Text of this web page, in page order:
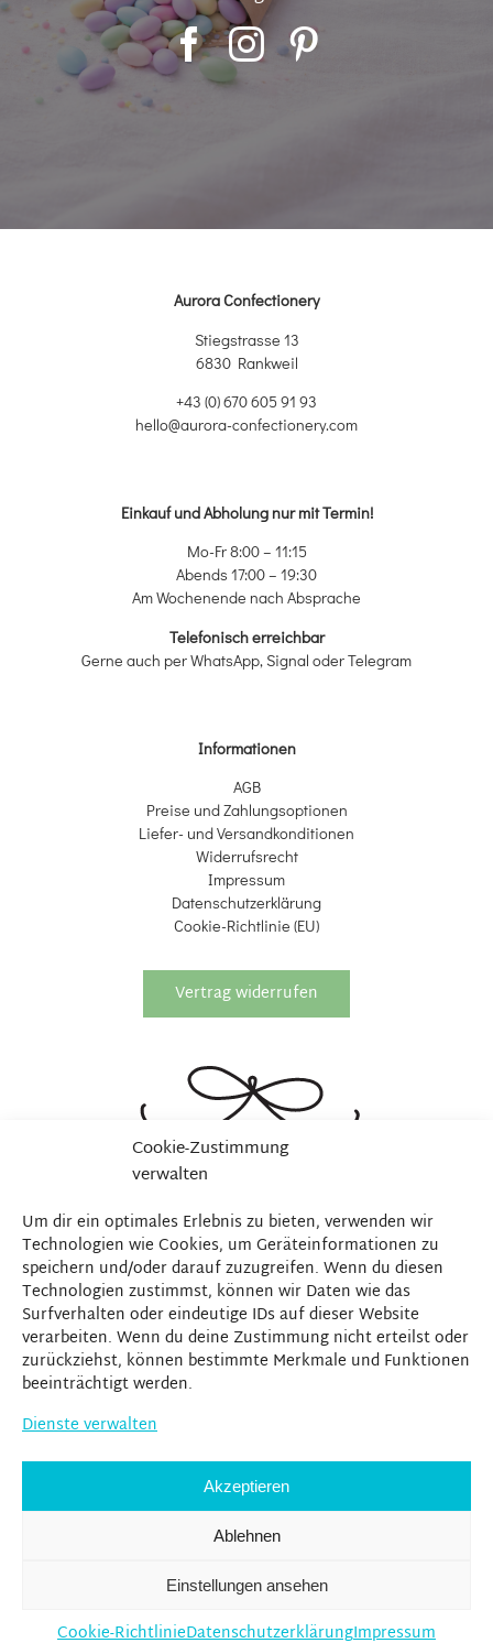
Cookie-Zustimmung
verwalten
Um dir ein optimales Erlebnis zu bieten, verwenden wir
Technologien wie Cookies, um Geräteinformationen zu
speichern und/oder darauf zuzugreifen. Wenn du diesen
Technologien zustimmst, können wir Daten wie das
Surfverhalten oder eindeutige IDs auf dieser Website
verarbeiten. Wenn du deine Zustimmung nicht erteilst oder
zurückziehst, können bestimmte Merkmale und Funktionen
beeinträchtigt werden.
Dienste verwalten
Akzeptieren
Ablehnen
Einstellungen ansehen
Cookie-RichtlinieDatenschutzerklärungImpressum
Aurora Confectionery
Stiegstrasse 13
6830 Rankweil
+43 (0) 670 605 91 93
hello@aurora-confectionery.com
Einkauf und Abholung nur mit Termin!
Mo-Fr 8:00 – 11:15
Abends 17:00 – 19:30
Am Wochenende nach Absprache
Telefonisch erreichbar
Gerne auch per WhatsApp, Signal oder Telegram
Informationen
AGB
Preise und Zahlungsoptionen
Liefer- und Versandkonditionen
Widerrufsrecht
Impressum
Datenschutzerklärung
Cookie-Richtlinie (EU)
Vertrag widerrufen
Urheberrecht © Aurora 2020 - heute